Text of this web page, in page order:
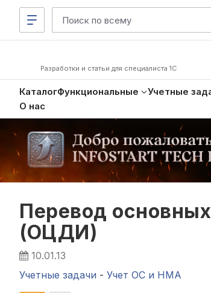
Разработки и статьи для специалиста 1С
КаталогФункциональные Учетные
О нас
Перевод
(ОЦДИ)
10.01.13
Учетные задачи - Учет ОС и НМА